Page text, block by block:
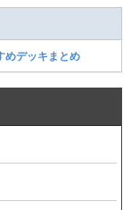
めデッキまとめ